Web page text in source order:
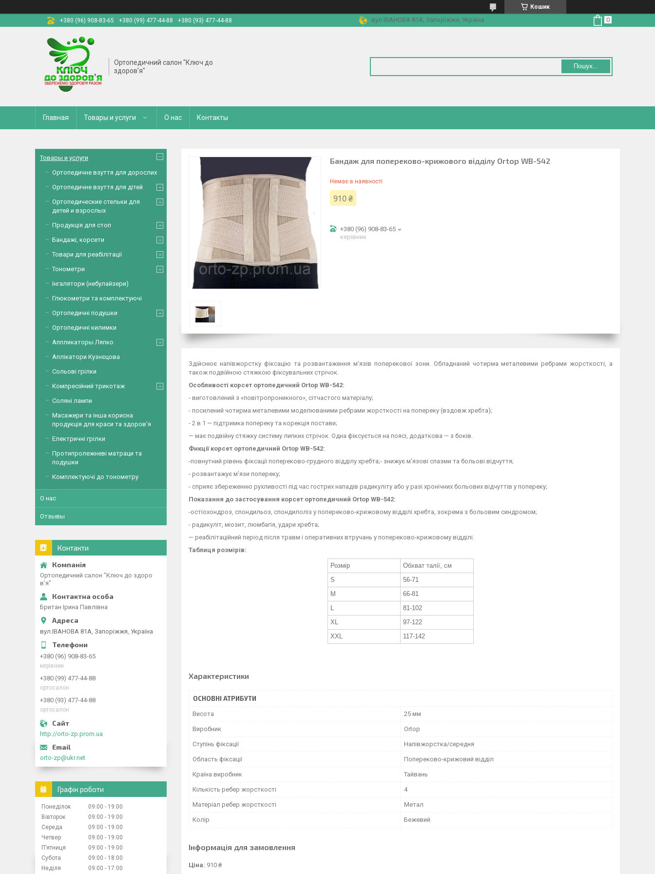
Кошик
+380 (96) 908-83-65
+380 (99) 477-44-88 +380 (93) 477-44-88 вул.ІВАНОВА 81А, Запоріжжя, Україна
Ортопедичний салон "Ключ до
здоров'я"
Пошук...
Главная Товары и услуги О нас Контакты
Бандаж для попереково-крижового відділу Ortop WB-542
Немає в наявності
910 ₴
+380 (96) 908-83-65
керівник
Здійснює напівжорстку фіксацію та розвантаження м'язів поперекової зони. Обладнаний чотирма металевими ребрами жорсткості, а
також подвійною стяжкою фіксувальних стрічок.
Особливості корсет ортопедичний Ortop WB-542:
- виготовлений з «повітропроникного», сітчастого матеріалу;
- посилений чотирма металевими моделюваними ребрами жорсткості на попереку (вздовж хребта);
- 2 в 1 — підтримка попереку та корекція постави;
— має подвійну стяжку систему липких стрічок. Одна фіксується на поясі, додаткова — з боків.
Фнкції корсет ортопедичний Ortop WB-542:
-повнутний рівень фіксації попереково-грудного відділу хребта;- знижує м'язові спазми та больові відчуття;
- розвантажує м'язи попереку;
- сприяє збереженню рухливості під час гострих нападів радикуліту або у разі хронічних больових відчуттів у попереку;
Показання до застосування корсет ортопедичний Ortop WB-542:
-остіохондроз, спондильоз, спондилоліз у попереково-крижовому відділі хребта, зокрема з больовим синдромом;
- радикуліт, міозит, люмбагія, удари хребта;
— реабілітаційний період після травм і оперативних втручань у попереково-крижовому відділі.
Таблиця розмірів:
Розмір
Обхват талії, см
S
56-71
M
66-81
L
81-102
XL
97-122
XXL
117-142
Характеристики
ОСНОВНІ АТРИБУТИ
Висота 25 мм
Виробник Ortop
Ступінь фіксації Напівжорстка/середня
Область фіксації Попереково-крижовий відділ
Країна виробник Тайвань
Кількість ребер жорсткості 4
Матеріал ребер жорсткості Метал
Колір Бежевий
Інформація для замовлення
Ціна: 910 ₴
Товары и услуги
Ортопедичне взуття для дорослих
Ортопедичне взуття для дітей
Ортопедические стельки для
детей и взрослых
Продукція для стоп
Бандажі, корсети
Товари для реабілітації
Тонометри
Інгалятори (небулайзери)
Глюкометри та комплектуючі
Ортопедичні подушки
Ортопедичні килимки
Аппликаторы Ляпко
Аплікатори Кузнєцова
Сольові грілки
Компресійний трикотаж
Соляні лампи
Масажери та інша корисна
продукція для краси та здоров'я
Електричні грілки
Протипролежневі матраци та
подушки
Комплектуючі до тонометру
О нас
Отзывы
Контакти
Ортопедичний салон "Ключ до здоро
в'я"
Британ Ірина Павлівна
вул.ІВАНОВА 81А, Запоріжжя, Україна
+380 (96) 908-83-65
керівник
+380 (99) 477-44-88
ортосалон
+380 (93) 477-44-88
ортосалон
http://orto-zp.prom.ua
orto-zp@ukr.net
Графік роботи
Понеділок 09:00
19:00
Вівторок
09:00
19:00
Середа
09:00
19:00
Четвер
09:00
19:00
Пʼятниця
09:00
19:00
Субота
09:00
18:00
Неділя
09:00 17:00